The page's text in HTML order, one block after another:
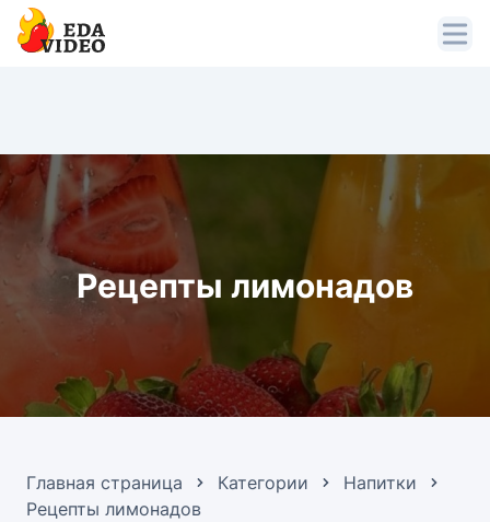
Рецепты лимонадов
Главная страница Категории
Напитки
Рецепты лимонадов